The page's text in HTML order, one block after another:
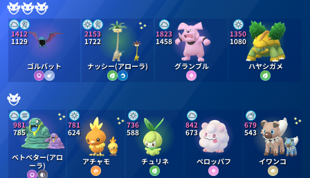
1412
1129
ゴルバット
2153
1722
ナッシー(アローラ)
1823
1458
グランブル
1350
1080
ハヤシガメ
981
785
ベトベター(アロ
ーラ)
781
624
アチャモ
736
588
チュリネ
842
673
ペロッパフ
679
543
イワンコ